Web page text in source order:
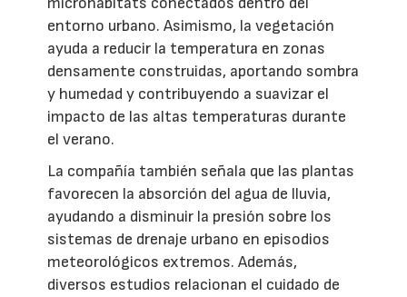
entorno urbano. Asimismo, la vegetación
ayuda a reducir la temperatura en zonas
densamente construidas, aportando sombra
y humedad y contribuyendo a suavizar el
impacto de las altas temperaturas durante
el verano.
La compañía también señala que las plantas
favorecen la absorción del agua de lluvia,
ayudando a disminuir la presión sobre los
sistemas de drenaje urbano en episodios
meteorológicos extremos. Además,
diversos estudios relacionan el cuidado de